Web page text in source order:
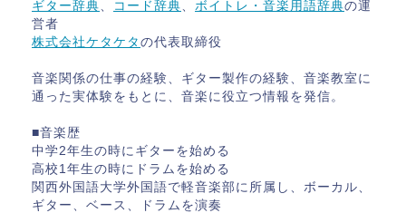
ギター辞典 コード辞典 ボイトレ・音楽用語辞典の運
営者
株式会社ケタケタ の代表取締役
音楽関係の仕事の経験、ギター製作の経験、音楽教室に
通った実体験をもとに、音楽に役立つ情報を発信。
■音楽歴
中学2年生の時にギターを始める
高校1年生の時にドラムを始める
関西外国語大学外国語で軽音楽部に所属し、ボーカル、
ギター、ベース、ドラムを演奏